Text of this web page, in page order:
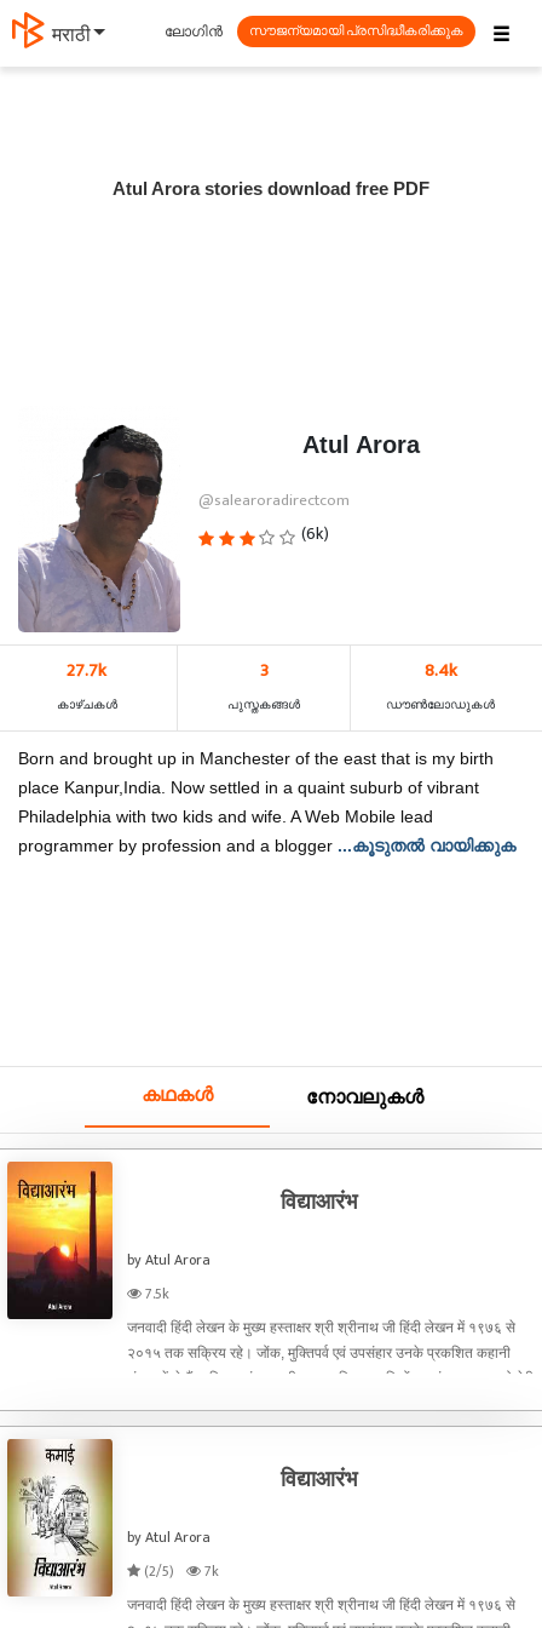
मराठी ☰
ലോഗിൻ സൗജന്യമായി പ്രസിദ്ധീകരിക്കുക
Atul Arora stories download free PDF
Atul Arora
@salearoradirectcom
(6k)
27.7k
കാഴ്‌ചകൾ
3
പുസ്തകങ്ങൾ
8.4k
ഡൗൺലോഡുകൾ
Born and brought up in Manchester of the east that is my birth
place Kanpur,India. Now settled in a quaint suburb of vibrant
Philadelphia with two kids and wife. A Web Mobile lead
programmer by profession and a blogger ...കൂടുതൽ വായിക്കുക
കഥകൾ നോവലുകൾ
विद्याआरंभ
by Atul Arora
7.5k
जनवादी हिंदी लेखन के मुख्य हस्ताक्षर श्री श्रीनाथ जी हिंदी लेखन में १९७६ से
२०१५ तक सक्रिय रहे। जोंक, मुक्तिपर्व एवं उपसंहार उनके प्रकशित कहानी
संग्रह में से हैं । विद्याआरंभ उनकी अप्रकाशित कहानियों का संकलन , उनको मेरी
विद्याआरंभ
by Atul Arora
(2/5)
7k
जनवादी हिंदी लेखन के मुख्य हस्ताक्षर श्री श्रीनाथ जी हिंदी लेखन में १९७६ से